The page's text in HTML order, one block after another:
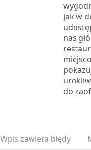
jak w
nas
do
Wpis zawiera błędy